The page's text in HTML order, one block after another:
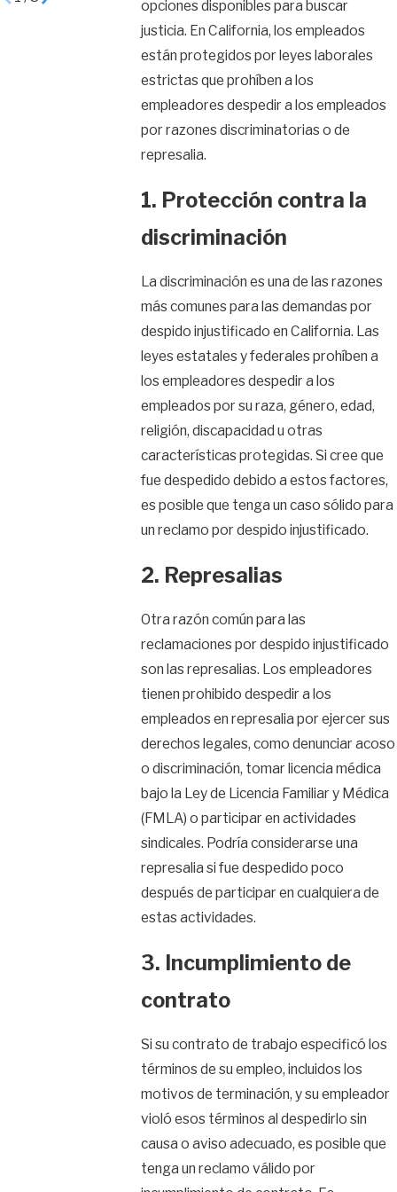
opciones disponibles para buscar
justicia. En California, los empleados
están protegidos por leyes laborales
estrictas que prohíben a los
empleadores despedir a los empleados
por razones discriminatorias o de
represalia.
1. Protección contra la
discriminación
La discriminación es una de las razones
más comunes para las demandas por
despido injustificado en California. Las
leyes estatales y federales prohíben a
los empleadores despedir a los
empleados por su raza, género, edad,
religión, discapacidad u otras
características protegidas. Si cree que
fue despedido debido a estos factores,
es posible que tenga un caso sólido para
un reclamo por despido injustificado.
2. Represalias
Otra razón común para las
reclamaciones por despido injustificado
son las represalias. Los empleadores
tienen prohibido despedir a los
empleados en represalia por ejercer sus
derechos legales, como denunciar acoso
o discriminación, tomar licencia médica
bajo la Ley de Licencia Familiar y Médica
(FMLA) o participar en actividades
sindicales. Podría considerarse una
represalia si fue despedido poco
después de participar en cualquiera de
estas actividades.
3. Incumplimiento de
contrato
Si su contrato de trabajo especificó los
términos de su empleo, incluidos los
motivos de terminación, y su empleador
violó esos términos al despedirlo sin
causa o aviso adecuado, es posible que
tenga un reclamo válido por